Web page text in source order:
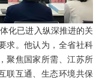
化已进入纵深推进的关
求。他认为，全省社科
聚焦国家所需、江苏所
联互通、生态环境共保